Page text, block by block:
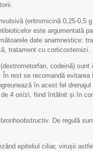
(eritromicină 0,25-0,5
este argumentată
date anamnestice:
tratament cu corticosteroizi.
codeină) sunt
rest se recomandă
în acest fel
4 ori/zi, fiind întâlnit și în
De regulă
epiteliul ciliar, virușii